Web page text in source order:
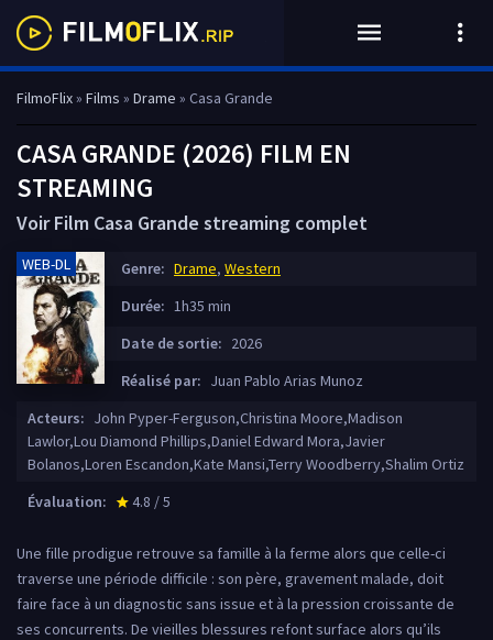
FilmoFlix» Films » Drame » Casa Grande
CASA GRANDE (2026) FILM EN
STREAMING
Voir Film Casa Grande streaming complet
WEB-DL Genre: Drame, Western
Durée: 1h35 min
Date de sortie: 2026
Réalisé par: Juan Pablo Arias Munoz
Acteurs: John Pyper-Ferguson,Christina Moore,Madison
Lawlor,Lou Diamond Phillips,Daniel Edward Mora,Javier
Bolanos,Loren Escandon,Kate Mansi,Terry Woodberry,Shalim Ortiz
Évaluation:
star_rate
4.8 / 5
Une fille prodigue retrouve sa famille à la ferme alors que celle-ci
traverse une période difficile : son père, gravement malade, doit
faire face à un diagnostic sans issue et à la pression croissante de
ses concurrents. De vieilles blessures refont surface alors qu’ils